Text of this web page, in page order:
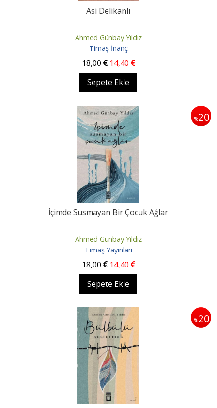
Asi Delikanlı
Ahmed Günbay Yıldız
Timaş İnanç
18,00 14,40
Sepete Ekle
%20
İçimde Susmayan Bir Çocuk Ağlar
Ahmed Günbay Yıldız
Timaş Yayınları
18,00 14,40
Sepete Ekle
%20